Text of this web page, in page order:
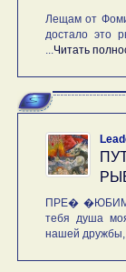
Лещам от
достало это
Читать
ПРЕ�
тебя душа
нашей дружбы,